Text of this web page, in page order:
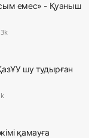
емес» - Қуаныш
шу тудырған
қамауға